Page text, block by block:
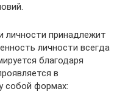
личности принадлежит
личности всегда
благодаря
в
собой формах: